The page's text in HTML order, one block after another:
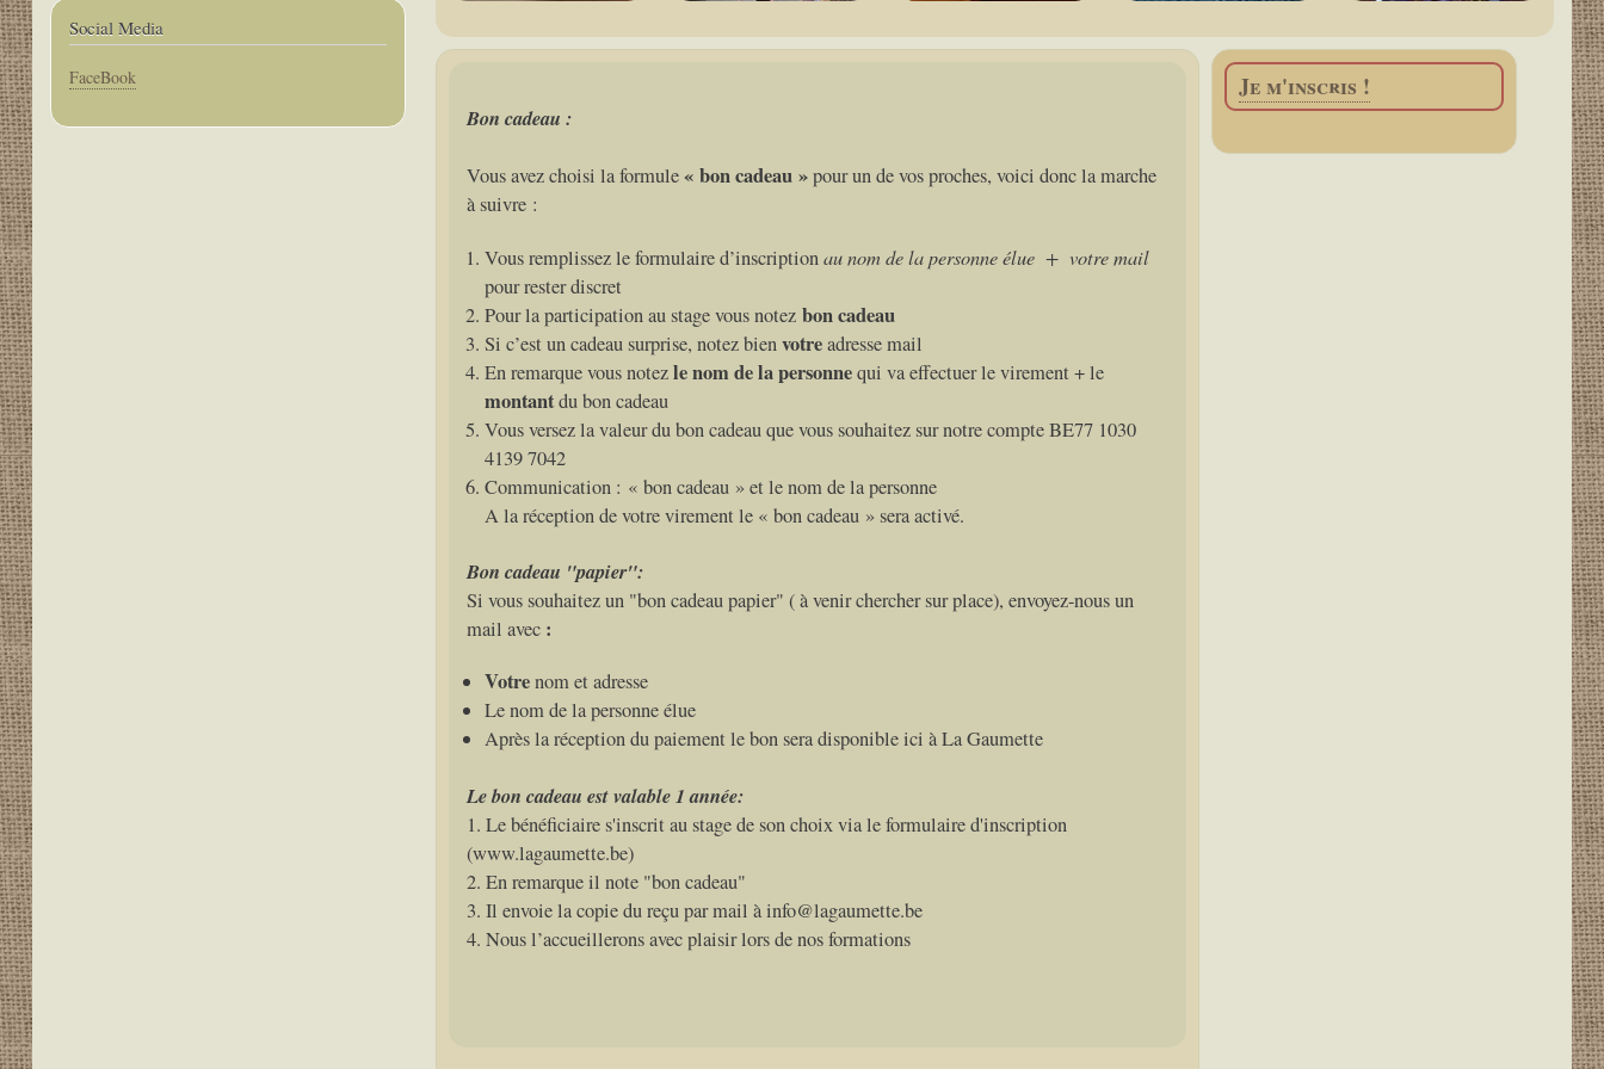
Bon cadeau :
Vous avez choisi la formule« bon cadeau »pour un de vos proches, voici donc la marche
à suivre :
Vous remplissez le formulaire d’inscriptionau nom de la personne élue + votre mail
pour rester discret
Pour la participation au stage vous notez bon cadeau
Si c’est un cadeau surprise, notez bienvotreadresse mail
En remarque vous notezle nomde la personnequi va effectuer le virement + le
montantdu bon cadeau
Vous versez la valeur du bon cadeau que vous souhaitez sur notre compte BE77 1030
4139 7042
Communication : « bon cadeau » et le nom de la personne
A la réception de votre virement le « bon cadeau » sera activé.
Bon cadeau "papier":
Si vous souhaitez un "bon cadeau papier" ( à venir chercher sur place), envoyez-nous un
mail avec :
Votrenom et adresse
Le nom de la personne élue
Après la réception du paiement le bon sera disponible ici à La Gaumette
Le bon cadeau est valable 1 année:
1. Le bénéficiaire s'inscrit au stage de son choix via le formulaire d'inscription
(www.lagaumette.be)
2. En remarque il note "bon cadeau"
3. Il envoie la copie du reçu par mail à info@lagaumette.be
4. Nous l’accueillerons avec plaisir lors de nos formations
Je m'inscris !
Social Media
Corps
FaceBook